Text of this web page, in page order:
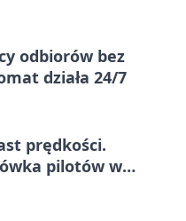
odbiorów bez
działa 24/7
prędkości.
pilotów w